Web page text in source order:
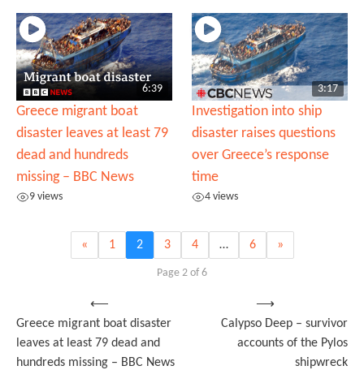
6:39
Greece migrant boat
disaster leaves at least 79
dead and hundreds
missing – BBC News
9 views
3:17
Investigation into ship
disaster raises questions
over Greece’s response
time
4 views
« 1 2 3 4 … 6 »
Page 2 of 6
navigation
⟵
Greece migrant boat disaster
leaves at least 79 dead and
hundreds missing – BBC News
Calypso Deep – survivor
accounts of the Pylos
shipwreck
⟶